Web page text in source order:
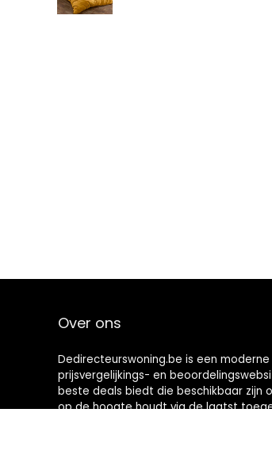
Over ons
Dedirecteurswoning.be is een
prijsvergelijkings- en
beste deals biedt die beschikbaar zijn
op de hoogte houdt via de laatst